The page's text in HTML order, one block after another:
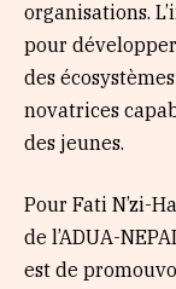
organisations.
pour
des
novatrices
des jeunes.
Pour Fati N’zi-
de l’ADUA-
est de